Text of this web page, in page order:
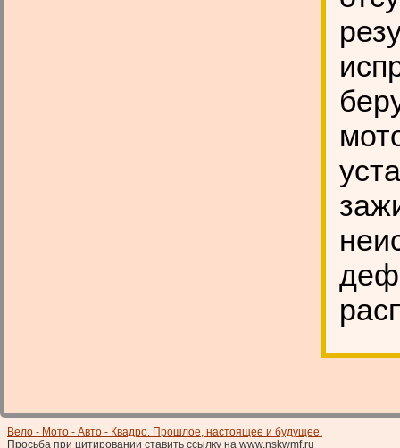
Вело - Мото - Авто - Квадро. Прошлое, настоящее и будущее.
Просьба при цитировании ставить ссылку на www.nskwmf.ru